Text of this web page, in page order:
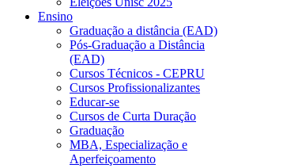
Ensino
Graduação a distância (EAD)
Pós-Graduação a Distância
(EAD)
Cursos Técnicos - CEPRU
Cursos Profissionalizantes
Educar-se
Cursos de Curta Duração
Graduação
MBA, Especialização e
Aperfeiçoamento